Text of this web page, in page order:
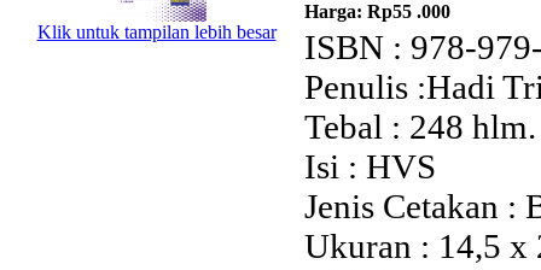
Klik untuk tampilan lebih besar
Harga: Rp55 .000
ISBN : 978-
Penulis :Hadi
Tebal : 248 hlm.
Isi : HVS
Jenis Cetakan :
Ukuran : 14,5 x